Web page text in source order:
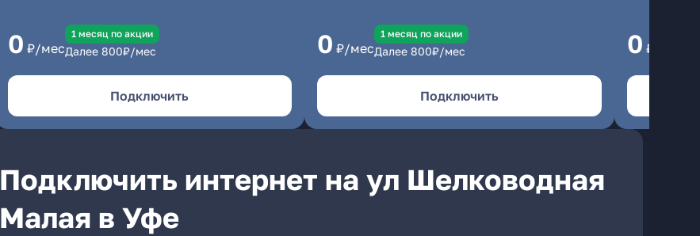
0 ₽/мес
1 месяц по акции
Далее 800₽/мес
Подключить
0 ₽/мес
1 месяц по акции
Далее 800₽/мес
Подключить
0 ₽/мес
Подключить интернет на ул Шелководная
Малая в Уфе